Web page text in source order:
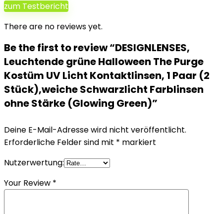
zum Testbericht
There are no reviews yet.
Be the first to review “DESIGNLENSES,
Leuchtende grüne Halloween The Purge
Kostüm UV Licht Kontaktlinsen, 1 Paar (2
Stück),weiche Schwarzlicht Farblinsen
ohne Stärke (Glowing Green)”
Deine E-Mail-Adresse wird nicht veröffentlicht.
Erforderliche Felder sind mit * markiert
Nutzerwertung:
Your Review *